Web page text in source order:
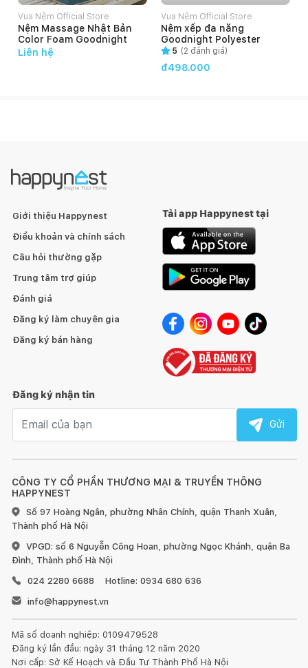
Vua Nệm Official Store
Nệm Massage Nhật Bản
Color Foam Goodnight
Liên hệ
Vua Nệm Official Store
Nệm xếp đa năng
Goodnight Polyester
5 (2 đánh giá)
đ498.000
CÔNG TY CỔ PHẦN THƯƠNG MẠI & TRUYỀN THÔNG
HAPPYNEST
Số 97 Hoàng Ngân, phường Nhân Chính, quận Thanh Xuân,
Thành phố Hà Nội
VPGD: số 6 Nguyễn Công Hoan, phường Ngọc Khánh, quận Ba
Đình, Thành phố Hà Nội
024 2280 6688
Hotline: 0934 680 636
info@happynest.vn
Mã số doanh nghiệp: 0109479528
Đăng ký lần đầu: ngày 31 tháng 12 năm 2020
Nơi cấp: Sở Kế Hoạch và Đầu Tư Thành Phố Hà Nội
Giới thiệu Happynest
Điều khoản và chính sách
Câu hỏi thường gặp
Trung tâm trợ giúp
Đánh giá
Đăng ký làm chuyên gia
Đăng ký bán hàng
Tải app Happynest tại
Đăng ký nhận tin
Gửi